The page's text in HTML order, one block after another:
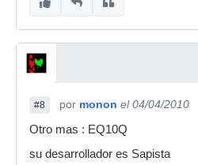
#8 por monon el 04/04/2010
Otro mas : EQ10Q
su desarrollador es Sapista